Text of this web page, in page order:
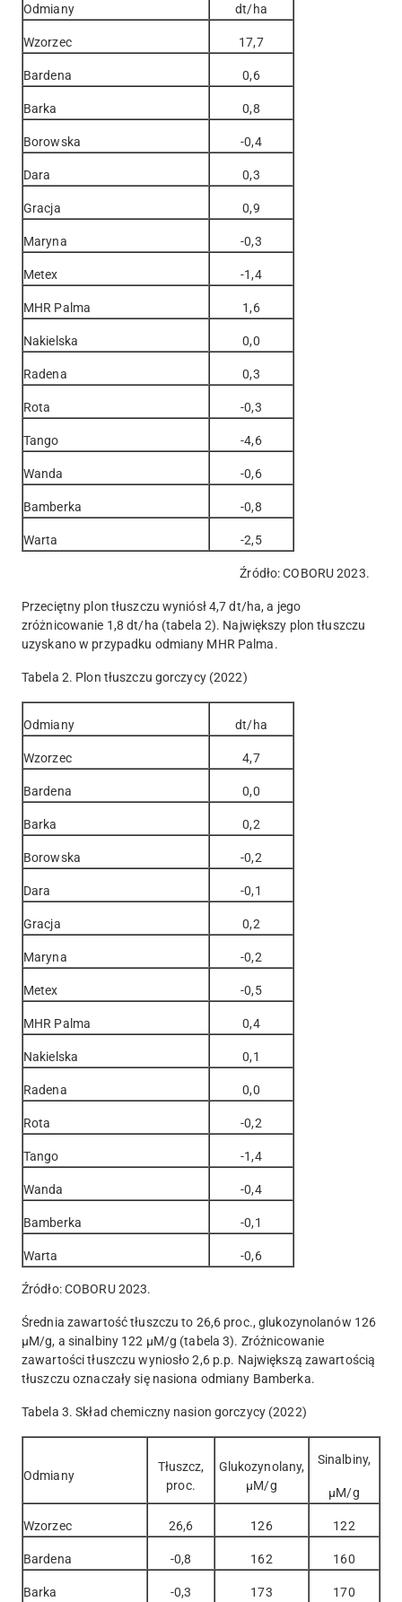
Odmiany dt/ha
Wzorzec 17,7
Bardena 0,6
Barka 0,8
Borowska -0,4
Dara 0,3
Gracja 0,9
Maryna -0,3
Metex -1,4
MHR Palma 1,6
Nakielska 0,0
Radena 0,3
Rota -0,3
Tango -4,6
Wanda -0,6
Bamberka -0,8
Warta -2,5
Źródło: COBORU 2023.
Przeciętny plon tłuszczu wyniósł 4,7 dt/ha, a jego
zróżnicowanie 1,8 dt/ha (tabela 2). Największy plon tłuszczu
uzyskano w przypadku odmiany MHR Palma.
Tabela 2. Plon tłuszczu gorczycy (2022)
Odmiany dt/ha
Wzorzec 4,7
Bardena 0,0
Barka 0,2
Borowska -0,2
Dara -0,1
Gracja 0,2
Maryna -0,2
Metex -0,5
MHR Palma 0,4
Nakielska 0,1
Radena 0,0
Rota -0,2
Tango -1,4
Wanda -0,4
Bamberka -0,1
Warta -0,6
Źródło: COBORU 2023.
Średnia zawartość tłuszczu to 26,6 proc., glukozynolanów 126
µM/g, a sinalbiny 122 µM/g (tabela 3). Zróżnicowanie
zawartości tłuszczu wyniosło 2,6 p.p. Największą zawartością
tłuszczu oznaczały się nasiona odmiany Bamberka.
Tabela 3. Skład chemiczny nasion gorczycy (2022)
Odmiany
Tłuszcz,
proc.
Glukozynolany,
µM/g
Sinalbiny,
µM/g
Wzorzec 26,6 126 122
Bardena -0,8 162 160
Barka -0,3 173 170